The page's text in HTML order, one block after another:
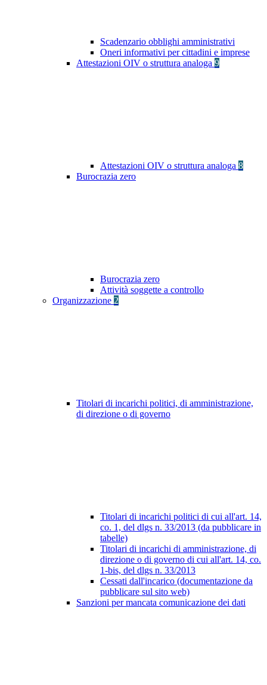
Scadenzario obblighi amministrativi
Oneri informativi per cittadini e imprese
Attestazioni OIV o struttura analoga 9
Attestazioni OIV o struttura analoga 8
Burocrazia zero
Burocrazia zero
Attività soggette a controllo
Organizzazione 2
Titolari di incarichi politici, di amministrazione,
di direzione o di governo
Titolari di incarichi politici di cui all'art. 14,
co. 1, del dlgs n. 33/2013 (da pubblicare in
tabelle)
Titolari di incarichi di amministrazione, di
direzione o di governo di cui all'art. 14, co.
1-bis, del dlgs n. 33/2013
Cessati dall'incarico (documentazione da
pubblicare sul sito web)
Sanzioni per mancata comunicazione dei dati